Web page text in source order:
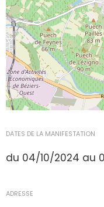
DATES DE LA MANIFESTATION
du 04/10/2024 au
ADRESSE